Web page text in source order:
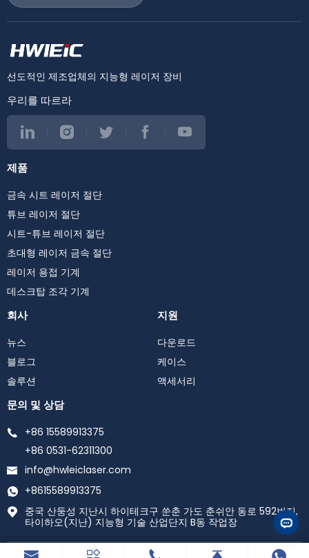
선도적인 제조업체의 지능형 레이저 장비
우리를 따르라
제품
금속 시트 레이저 절단
튜브 레이저 절단
시트-튜브 레이저 절단
초대형 레이저 금속 절단
레이저 용접 기계
데스크탑 조각 기계
회사
뉴스
블로그
솔루션
지원
다운로드
케이스
액세서리
문의 및 상담
+86 15589913375
+86 0531-62311300
info@hwleiclaser.com
+8615589913375
중국 산둥성 지난시 하이테크구 쑨춘 가도 춘쉬안 동로 592번지,
타이하오(지난) 지능형 기술 산업단지 B동 작업장
Copyright©2025 산동 신광 광전자 기술 Co., Ltd. All Rights